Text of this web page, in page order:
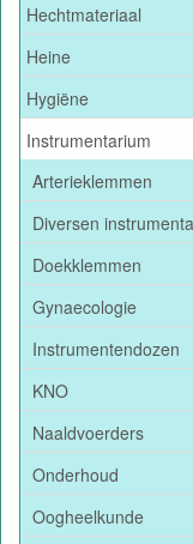
Hechtmateriaal
Heine
Hygiëne
Instrumentarium
Arterieklemmen
Diversen
Doekklemmen
Gynaecologie
Instrumentendozen
KNO
Naaldvoerders
Onderhoud
Oogheelkunde